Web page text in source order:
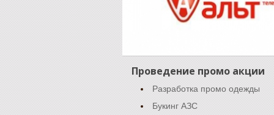
Проведение промо акции
Разработка промо одежды
Букинг АЗС